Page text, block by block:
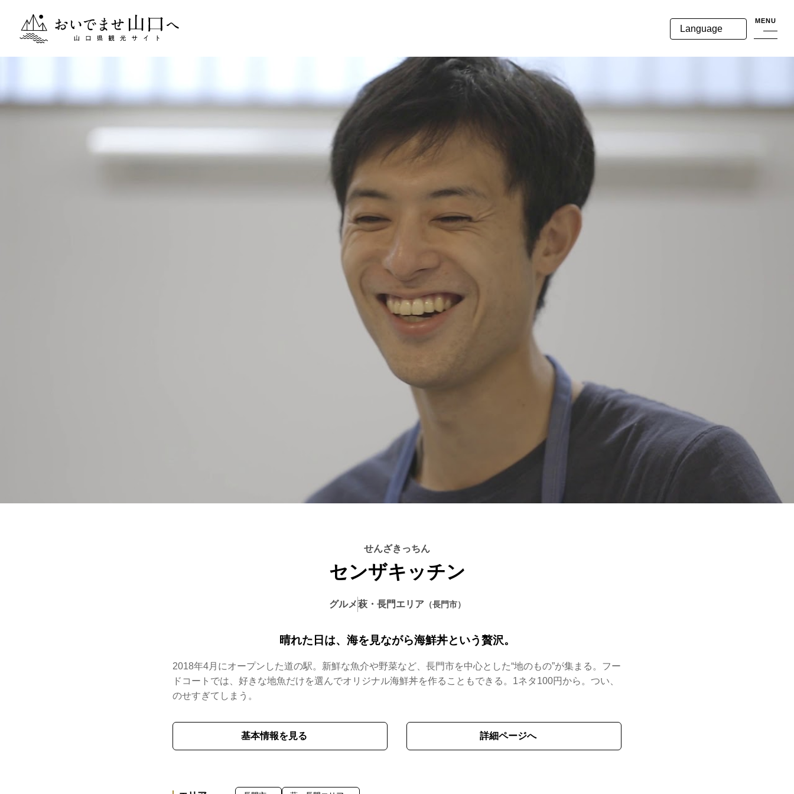
おいでませ山口へー山口県観光サイト MENU
Language
センザキッチン
グルメ萩・長門エリア 長門市
晴れた日は、海を見ながら海鮮丼という贅沢。
2018年4月にオープンした道の駅。新鮮な魚介や野菜など、長門市を中心とした“地のもの”が集まる。フー
ドコートでは、好きな地魚だけを選んでオリジナル海鮮丼を作ることもできる。1ネタ100円から。つい、
のせすぎてしまう。
基本情報を見る 詳細ページへ